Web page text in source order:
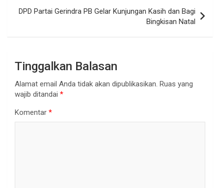
DPD Partai Gerindra PB Gelar Kunjungan Kasih dan Bagi
Bingkisan Natal
Tinggalkan Balasan
Alamat email Anda tidak akan dipublikasikan. Ruas yang
wajib ditandai *
Komentar *